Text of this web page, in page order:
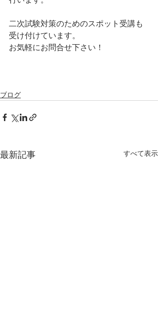
二次試験対策のためのスポット受講も
受け付けています。
お気軽にお問合せ下さい！
ブログ
最新記事 すべて表示